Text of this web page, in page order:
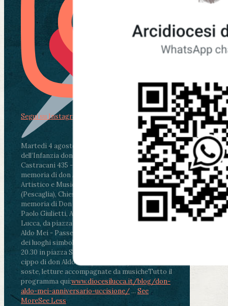
Martedì 4 agosto2026
ore 11:30 - Lucca, Scuola
dell’Infanzia don Aldo Mei - Viale Castruccio
Castracani 435 - Inaugurazione murales in
memoria di don Aldo Mei curato dal Liceo
Artistico e Musicale “Passaglia”
ore 18 - Fiano
(Pescaglia), Chiesa parrocchiale - Messa in
memoria di Don Aldo Mei celebrata da mons.
Paolo Giulietti, Arcivescovo di Lucca
ore 20.30 -
Lucca, da piazza San Michele al Cippo di don
Aldo Mei - Passeggiata della Memoria in alcuni
dei luoghi simbolo della città. Ritrovo alle ore
20.30 in piazza San Michele con conclusione al
cippo di don Aldo Mei (Porta Elisa). Durante le
soste, letture accompagnate da musicheTutto il
programma qui:www.diocesilucca.it/blog/don-
aldo-mei-anniversario-uccisione/... See
MoreSee Less
Segui su Instagram